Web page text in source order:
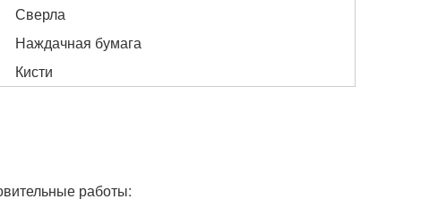
Сверла
Наждачная бумага
Кисти
работы: